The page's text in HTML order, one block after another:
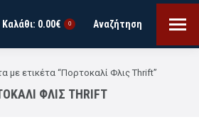
Καλάθι: 0.00€ 0 Search:
Αναζήτηση
με ετικέτα “Πορτοκαλί Φλις Thrift”
ΦΛΙΣ THRIFT